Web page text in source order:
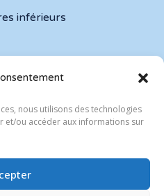
nous utilisons des technologies
et/ou accéder aux informations sur
inférieurs
utérins